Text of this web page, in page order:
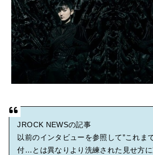
タワーレコード新宿店にてBABYMETALの
Powered by livedoor 相互RSS
JROCK NEWSの記事
以前のインタビューを参照して”これま
付…とは異なりより洗練された見せ方